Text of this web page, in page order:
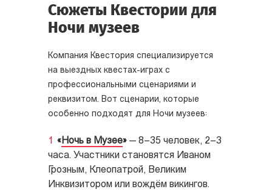
Сюжеты Квестории для
Ночи музеев
Компания Квестория специализируется
на выездных квестах-играх с
профессиональными сценариями и
реквизитом. Вот сценарии, которые
особенно подходят для Ночи музеев:
«Ночь в Музее» — 8–35 человек, 2–3
часа. Участники становятся Иваном
Грозным, Клеопатрой, Великим
Инквизитором или вождём викингов.